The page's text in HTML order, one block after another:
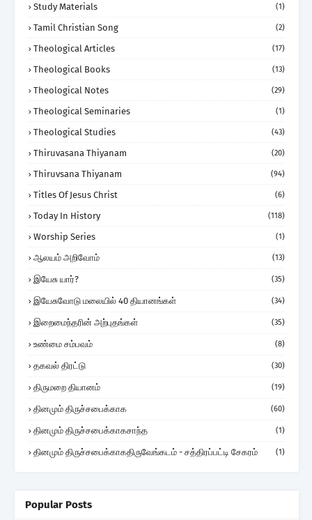
Study Materials (1)
Tamil Christian Song (2)
Theological Articles (17)
Theological Books (13)
Theological Notes (29)
Theological Seminaries (1)
Theological Studies (43)
Thiruvasana Thiyanam (20)
Thiruvsana Thiyanam (94)
Titles Of Jesus Christ (6)
Today In History (118)
Worship Series (1)
ஆலயம் அறிவோம் (13)
இயேசு யார்? (35)
இயேசுவோடு மலையில் 40 தியானங்கள் (34)
இறைமைந்தரின் அற்புதங்கள் (35)
உண்மை சம்பவம் (8)
தகவல் திரட்டு (30)
திருமறை தியானம் (19)
தினமும் திருச்சபைக்காக (60)
தினமும் திருச்சபைக்காகசாந்த (1)
தினமும் திருச்சபைக்காகதிருவேங்கடம் - சத்திரப்பட்டி சேகரம் (1)
Popular Posts